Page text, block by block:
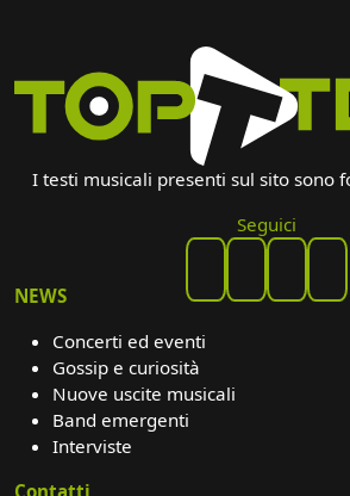
I testi musicali presenti sul sito sono
Seguici
NEWS
Concerti ed eventi
Gossip e curiosità
Nuove uscite musicali
Band emergenti
Interviste